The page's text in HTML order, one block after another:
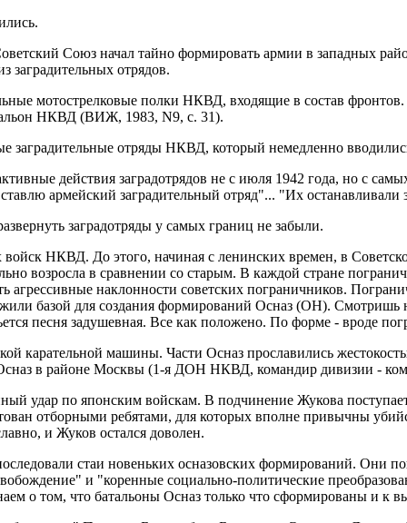
Союз начал тайно формировать армии в западных
заградительных отрядов.
мотострелковые полки НКВД, входящие в состав
НКВД (ВИЖ, 1983, N9, с. 31).
заградительные отряды НКВД, который немедленно
действия заградотрядов не с июля 1942 года, но с
армейский заградительный отряд"... "Их
заградотряды у самых границ не забыли.
войск НКВД. До этого, начиная с ленинских времен, в
возросла в сравнении со старым. В каждой стране
наклонности советских пограничников.
базой для создания формирований Осназ (ОН).
песня задушевная. Все как положено. По форме - вроде
карательной машины. Части Осназ прославились
Осназ в районе Москвы (1-я ДОН НКВД, командир дивизии -
удар по японским войскам. В подчинение Жукова
отборными ребятами, для которых вполне привычны
и Жуков остался доволен.
стаи новеньких осназовских формирований. Они
и "коренные социально-политические
о том, что батальоны Осназ только что сформированы и к